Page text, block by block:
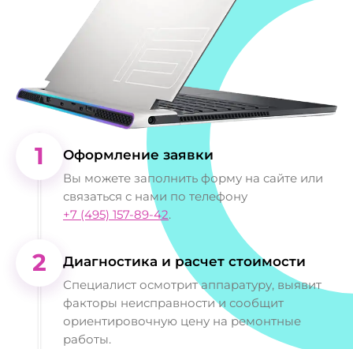
1 Оформление заявки
Вы можете заполнить форму на сайте или
связаться с нами по телефону
+7 (495) 157-89-42.
2 Диагностика и расчет стоимости
Специалист осмотрит аппаратуру, выявит
факторы неисправности и сообщит
ориентировочную цену на ремонтные
работы.